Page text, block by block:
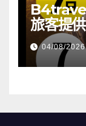
旅客提
04/08/2026